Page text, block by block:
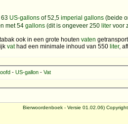
63 US-gallons of 52,5 imperial gallons (beide
met 54 gallons (dit is ongeveer 250 liter voor
ook in een grote houten vaten
vathad een minimale inhoud van 550 liter,
- US-gallon - Vat
Bierwoordenboek - Versie 01.02.06)